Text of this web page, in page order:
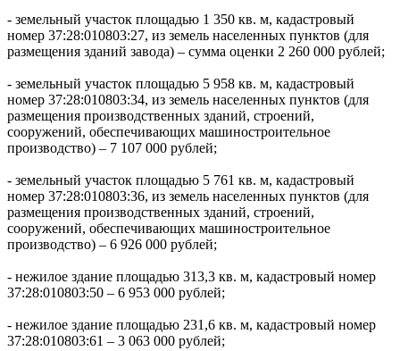
- земельный участок площадью 1 350 кв. м, кадастровый
номер 37:28:010803:27, из земель населенных пунктов (для
размещения зданий завода) – сумма оценки 2 260 000 рублей;
- земельный участок площадью 5 958 кв. м, кадастровый
номер 37:28:010803:34, из земель населенных пунктов (для
размещения производственных зданий, строений,
сооружений, обеспечивающих машиностроительное
производство) – 7 107 000 рублей;
- земельный участок площадью 5 761 кв. м, кадастровый
номер 37:28:010803:36, из земель населенных пунктов (для
размещения производственных зданий, строений,
сооружений, обеспечивающих машиностроительное
производство) – 6 926 000 рублей;
- нежилое здание площадью 313,3 кв. м, кадастровый номер
37:28:010803:50 – 6 953 000 рублей;
- нежилое здание площадью 231,6 кв. м, кадастровый номер
37:28:010803:61 – 3 063 000 рублей;